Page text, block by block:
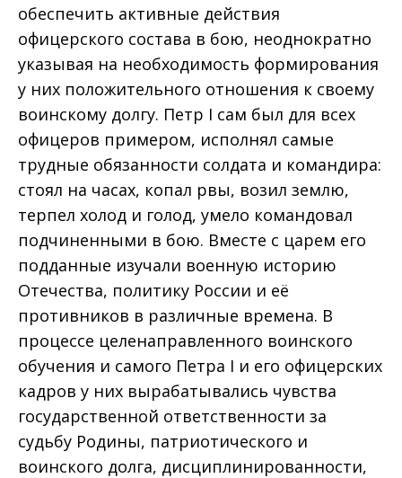
обеспечить активные действия
офицерского состава в бою, неоднократно
указывая на необходимость формирования
у них положительного отношения к своему
воинскому долгу. Петр I сам был для всех
офицеров примером, исполнял самые
трудные обязанности солдата и командира:
стоял на часах, копал рвы, возил землю,
терпел холод и голод, умело командовал
подчиненными в бою. Вместе с царем его
подданные изучали военную историю
Отечества, политику России и её
противников в различные времена. В
процессе целенаправленного воинского
обучения и самого Петра I и его офицерских
кадров у них вырабатывались чувства
государственной ответственности за
судьбу Родины, патриотического и
воинского долга, дисциплинированности,